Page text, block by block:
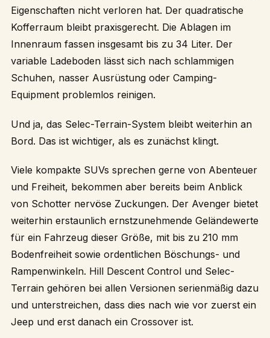
Eigenschaften nicht verloren hat. Der quadratische
Kofferraum bleibt praxisgerecht. Die Ablagen im
Innenraum fassen insgesamt bis zu 34 Liter. Der
variable Ladeboden lässt sich nach schlammigen
Schuhen, nasser Ausrüstung oder Camping-
Equipment problemlos reinigen.
Und ja, das Selec-Terrain-System bleibt weiterhin an
Bord. Das ist wichtiger, als es zunächst klingt.
Viele kompakte SUVs sprechen gerne von Abenteuer
und Freiheit, bekommen aber bereits beim Anblick
von Schotter nervöse Zuckungen. Der Avenger bietet
weiterhin erstaunlich ernstzunehmende Geländewerte
für ein Fahrzeug dieser Größe, mit bis zu 210 mm
Bodenfreiheit sowie ordentlichen Böschungs- und
Rampenwinkeln. Hill Descent Control und Selec-
Terrain gehören bei allen Versionen serienmäßig dazu
und unterstreichen, dass dies nach wie vor zuerst ein
Jeep und erst danach ein Crossover ist.